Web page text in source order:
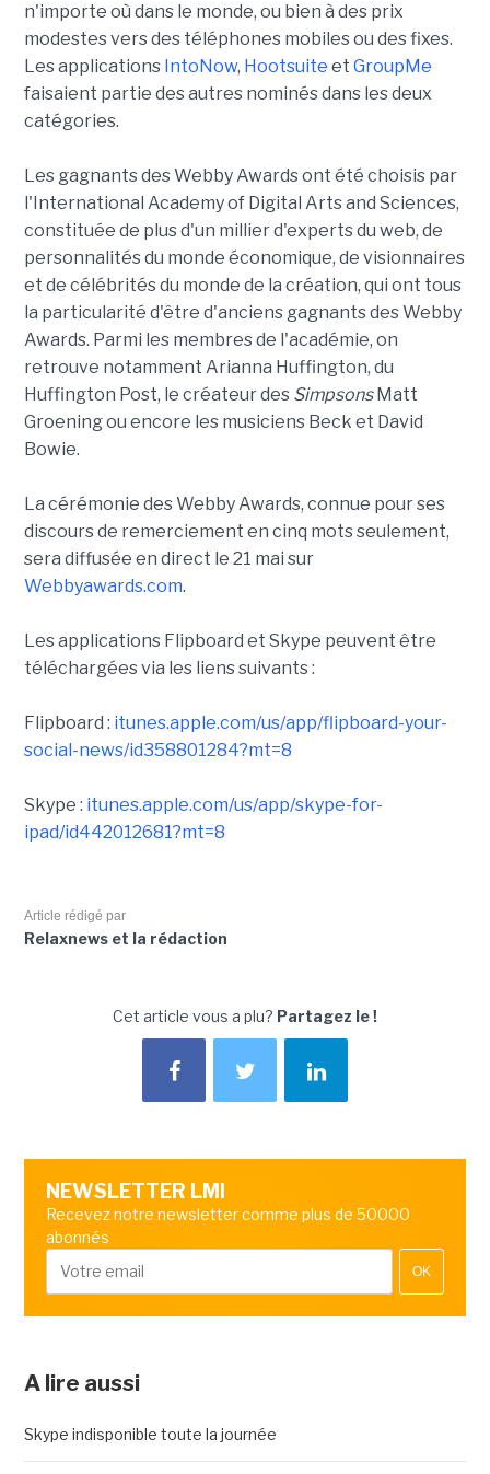
n'importe où dans le monde, ou bien à des prix
modestes vers des téléphones mobiles ou des fixes.
Les applications IntoNow, Hootsuite et GroupMe
faisaient partie des autres nominés dans les deux
catégories.
Les gagnants des Webby Awards ont été choisis par
l'International Academy of Digital Arts and Sciences,
constituée de plus d'un millier d'experts du web, de
personnalités du monde économique, de visionnaires
et de célébrités du monde de la création, qui ont tous
la particularité d'être d'anciens gagnants des Webby
Awards. Parmi les membres de l'académie, on
retrouve notamment Arianna Huffington, du
Huffington Post, le créateur des SimpsonsMatt
Groening ou encore les musiciens Beck et David
Bowie.
La cérémonie des Webby Awards, connue pour ses
discours de remerciement en cinq mots seulement,
sera diffusée en direct le 21 mai sur
Webbyawards.com.
Les applications Flipboard et Skype peuvent être
téléchargées via les liens suivants :
Flipboard : itunes.apple.com/us/app/flipboard-your-
social-news/id358801284?mt=8
Skype : itunes.apple.com/us/app/skype-for-
ipad/id442012681?mt=8
Article rédigé par
Relaxnews et la rédaction
Cet article vous a plu? Partagez le !
NEWSLETTER LMI
Recevez notre newsletter comme plus de 50000
abonnés
OK
A lire aussi
Skype indisponible toute la journée